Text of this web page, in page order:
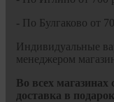
- По Булгаково от
Индивидуальные
менеджером
Во всех магазинах
доставка в